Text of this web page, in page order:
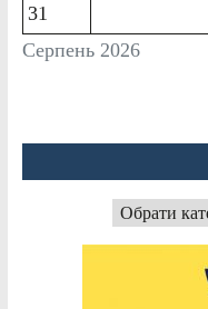
Серпень 2026
31
Категорії